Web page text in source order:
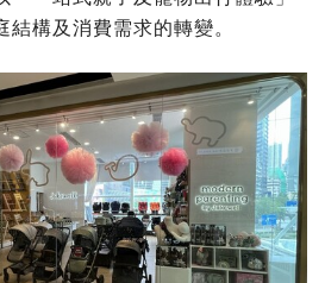
構及消費需求的轉變。